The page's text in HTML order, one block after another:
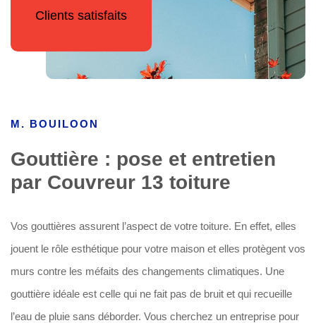
Clients satisfaits
M. BOUILOON
Gouttière : pose et entretien
par Couvreur 13 toiture
Vos gouttières assurent l’aspect de votre toiture. En effet, elles
jouent le rôle esthétique pour votre maison et elles protègent vos
murs contre les méfaits des changements climatiques. Une
gouttière idéale est celle qui ne fait pas de bruit et qui recueille
l’eau de pluie sans déborder. Vous cherchez un entreprise pour